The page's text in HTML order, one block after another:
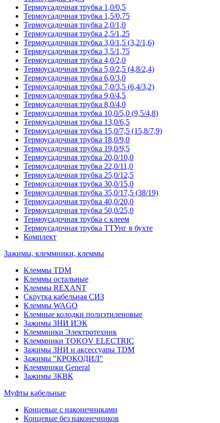
Термоусадочная трубка 1,0/0,5
Термоусадочная трубка 1,5/0,75
Термоусадочная трубка 2,0/1,0
Термоусадочная трубка 2,5/1,25
Термоусадочная трубка 3,0/1,5 (3,2/1,6)
Термоусадочная трубка 3,5/1,75
Термоусадочная трубка 4,0/2,0
Термоусадочная трубка 5,0/2,5 (4,8/2,4)
Термоусадочная трубка 6,0/3,0
Термоусадочная трубка 7,0/3,5 (6,4/3,2)
Термоусадочная трубка 9,0/4,5
Термоусадочная трубка 8,0/4,0
Термоусадочная трубка 10,0/5,0 (9,5/4,8)
Термоусадочная трубка 13,0/6,5
Термоусадочная трубка 15,0/7,5 (15,8/7,9)
Термоусадочная трубка 18,0/9,0
Термоусадочная трубка 19,0/9,5
Термоусадочная трубка 20,0/10,0
Термоусадочная трубка 22,0/11,0
Термоусадочная трубка 25,0/12,5
Термоусадочная трубка 30,0/15,0
Термоусадочная трубка 35,0/17,5 (38/19)
Термоусадочная трубка 40,0/20,0
Термоусадочная трубка 50,0/25,0
Термоусадочная трубка с клеем
Термоусадочная трубка ТТУнг в бухте
Комплект
Зажимы, клеммники, клеммы
Клеммы TDM
Клеммы остальные
Клеммы REXANT
Скрутка кабельная СИЗ
Клеммы WAGO
Клемные колодки полиэтиленовые
Зажимы ЗНИ ИЭК
Клеммники Электротехник
Клеммники TOKOV ELECTRIC
Зажимы ЗНИ и аксессуары TDM
Зажимы "КРОКОДИЛ"
Клеммники General
Зажимы 3КВК
Муфты кабельные
Концевые с наконечниками
Концевые без наконечников